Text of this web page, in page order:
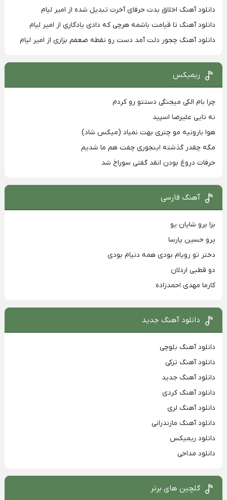
دانلود آهنگ اخلاق بدت حرفای آخرت تبدیل شده از امیر لیام
دانلود آهنگ تا قیامت باشمه هرچی که دادی یادگاری از امیر لیام
دانلود آهنگ چجور دلت آمد دست رو نقطه ضعفم بزاری از امیر لیام
ریمیکس
چرا بام الکی میجنگی دستتو رو کردم
نه تایی علیرضا اسپید
هوا بارونیه مو چتری بهت نمیاد (میکس شاد)
مگه چقدر گذشته اینجوری چفت هم ما شدیم
حرفات دروغ بودن انقد گفتی سوراخ شد
آهنگ فارسی
بزا برو شایان یو
پرو حسین پارسا
دختر تو رویام بودی همه دنیام بودی
دو قطبی اردلان
کارما مهدی احمدزاده
دانلود آهنگ جدید
دانلود آهنگ بلوچی
دانلود آهنگ ترکی
دانلود آهنگ جدید
دانلود آهنگ کردی
دانلود آهنگ لری
دانلود آهنگ مازندرانی
دانلود ریمیکس
دانلود مداحی
گلچین های برتر